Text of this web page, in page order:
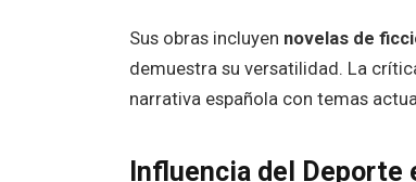
Sus obras incluyen novelas de
demuestra su versatilidad. La
narrativa española con temas
Influencia del Deporte